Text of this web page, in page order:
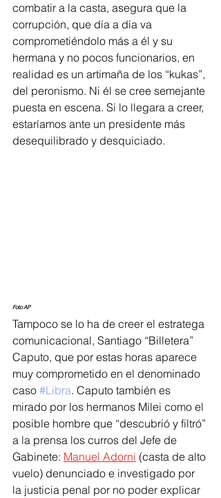
combatir a la casta, asegura que la
corrupción, que día a día va
comprometiéndolo más a él y su
hermana y no pocos funcionarios, en
realidad es un artimaña de los “kukas”,
del peronismo. Ni él se cree semejante
puesta en escena. Si lo llegara a creer,
estaríamos ante un presidente más
desequilibrado y desquiciado.
Foto AP
Tampoco se lo ha de creer el estratega
comunicacional, Santiago “Billetera”
Caputo, que por estas horas aparece
muy comprometido en el denominado
caso #Libra. Caputo también es
mirado por los hermanos Milei como el
posible hombre que “descubrió y filtró”
a la prensa los curros del Jefe de
Gabinete: Manuel Adorni (casta de alto
vuelo) denunciado e investigado por
la justicia penal por no poder explicar